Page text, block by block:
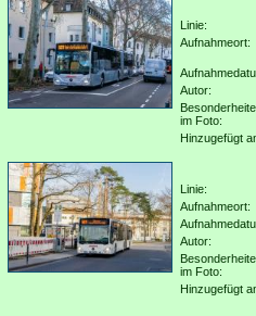
Linie:
Aufnahmeort:
Autor:
im Foto:
Hinzugefügt
Linie:
Aufnahmeort:
Autor:
im Foto:
Hinzugefügt